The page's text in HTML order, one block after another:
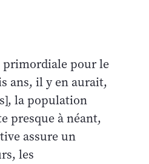
primordiale pour le
ans, il y en aurait,
la population
presque à néant,
assure un
les